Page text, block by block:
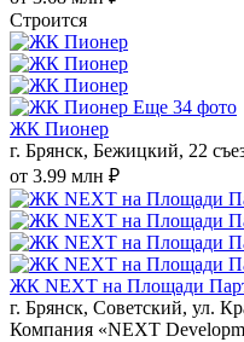
Строится
Еще 34 фото
ЖК Пионер
г. Брянск, Бежицкий, 22
от 3.99 млн ₽
ЖК NEXT на Площади
г. Брянск, Советский, ул.
Компания «NEXT